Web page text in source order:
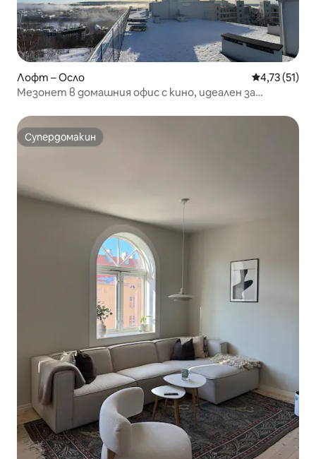
Лофт – Осло Средна
4,73 (51)
Мезонет в домашния офис с кино, идеален за
Супердомакин
Супердомакин